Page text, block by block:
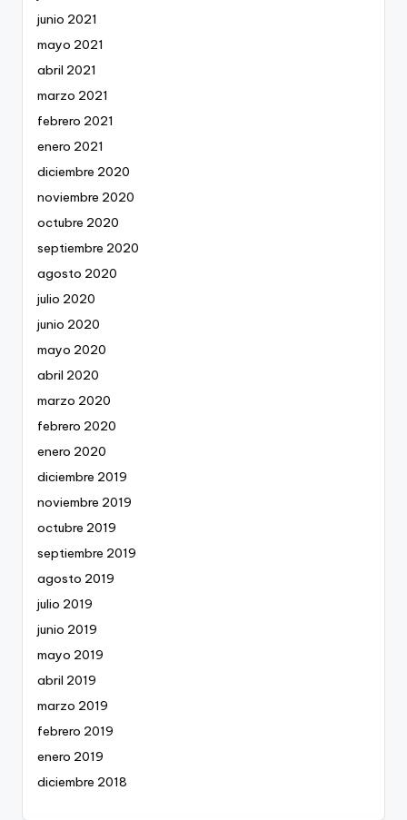
junio 2021
mayo 2021
abril 2021
marzo 2021
febrero 2021
enero 2021
diciembre 2020
noviembre 2020
octubre 2020
septiembre 2020
agosto 2020
julio 2020
junio 2020
mayo 2020
abril 2020
marzo 2020
febrero 2020
enero 2020
diciembre 2019
noviembre 2019
octubre 2019
septiembre 2019
agosto 2019
julio 2019
junio 2019
mayo 2019
abril 2019
marzo 2019
febrero 2019
enero 2019
diciembre 2018